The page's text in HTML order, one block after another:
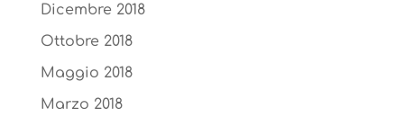
Dicembre 2018
Ottobre 2018
Maggio 2018
Marzo 2018